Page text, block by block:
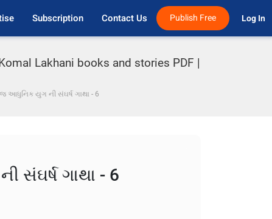
Subscription Contact Us Publish Free Log In
Lakhani books and stories PDF |
આધુનિક યુગ ની સંઘર્ષ ગાથા - 6
ગાથા - 6